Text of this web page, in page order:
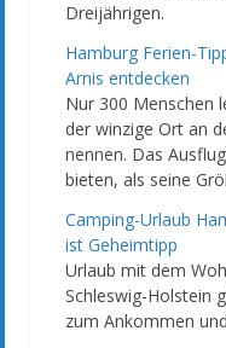
Dreijährigen.
Hamburg Ferien-
Arnis entdecken
Nur 300 Menschen
der winzige Ort an
nennen. Das
bieten, als seine
Camping-Urlaub
ist Geheimtipp
Urlaub mit dem
Schleswig-Holstein
zum Ankommen